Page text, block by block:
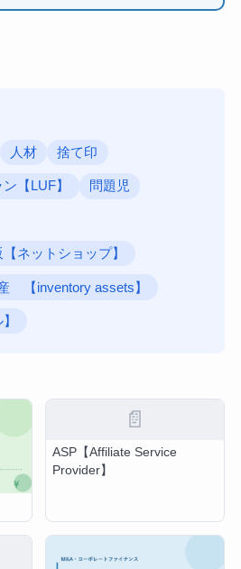
人材 捨て印
【LUF】 問題児
ネットショップ】
【inventory assets】
📄
ASP【Affiliate Service
Provider】